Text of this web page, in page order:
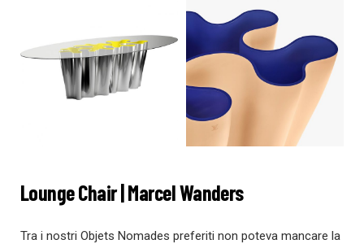
Lounge Chair | Marcel Wanders
Tra i nostri Objets Nomades preferiti non poteva mancare la